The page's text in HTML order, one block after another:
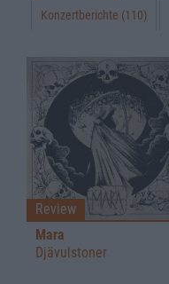
Konzertberichte (110)
Review
Mara
Djävulstoner